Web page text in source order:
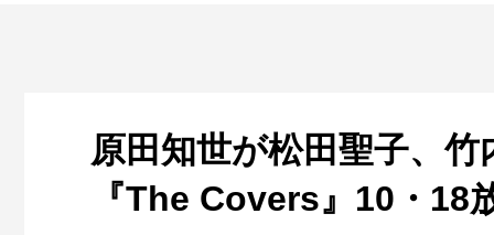
原田知世が松田聖子、
『The Covers』10・18